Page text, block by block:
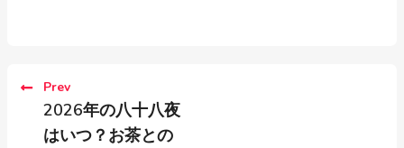
Prev
2026年の八十八夜
はいつ？お茶との